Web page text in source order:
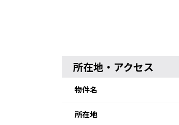
所在地・アクセス
物件名
所在地